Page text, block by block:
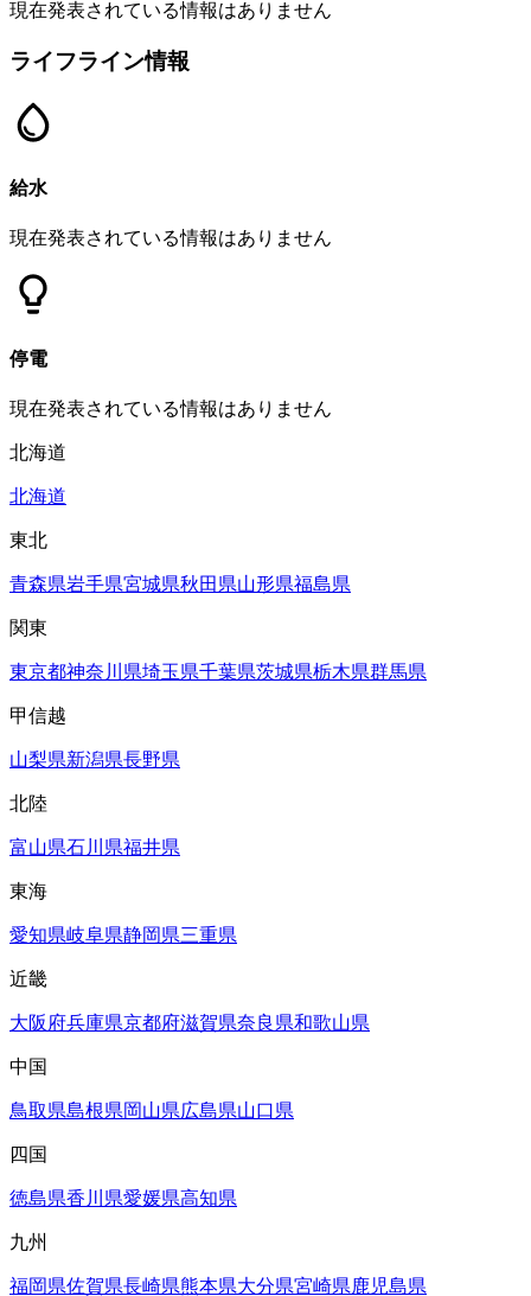
現在発表されている情報はありません
ライフライン情報
給水
現在発表されている情報はありません
停電
現在発表されている情報はありません
北海道
北海道
東北
青森県岩手県宮城県秋田県山形県福島県
関東
東京都神奈川県埼玉県千葉県茨城県栃木県群馬県
甲信越
山梨県新潟県長野県
北陸
富山県石川県福井県
東海
愛知県岐阜県静岡県三重県
近畿
大阪府兵庫県京都府滋賀県奈良県和歌山県
中国
鳥取県島根県岡山県広島県山口県
四国
徳島県香川県愛媛県高知県
九州
福岡県佐賀県長崎県熊本県大分県宮崎県鹿児島県